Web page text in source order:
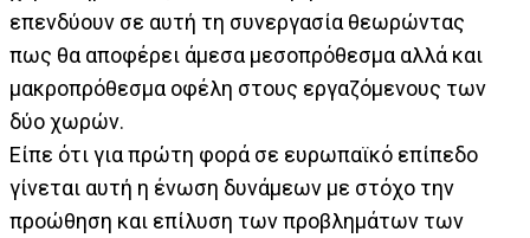
επενδύουν σε αυτή τη συνεργασία θεωρώντας
πως θα αποφέρει άμεσα μεσοπρόθεσμα αλλά και
μακροπρόθεσμα οφέλη στους εργαζόμενους των
δύο χωρών.
Είπε ότι για πρώτη φορά σε ευρωπαϊκό επίπεδο
γίνεται αυτή η ένωση δυνάμεων με στόχο την
προώθηση και επίλυση των προβλημάτων των